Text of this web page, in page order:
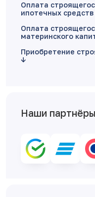
Оплата
ипотечных средств
Оплата
материнского
Приобретение
Наши